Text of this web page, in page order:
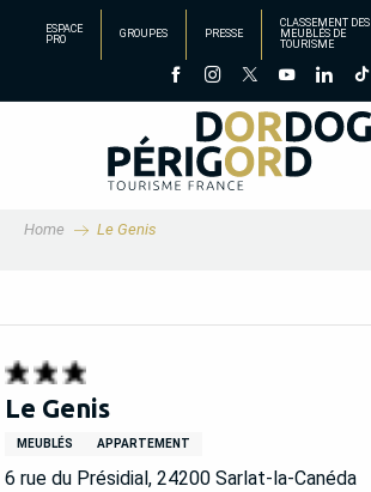
principal
ESPACE
PRO
GROUPES PRESSE
CLASSEMENT DES
MEUBLÉS DE
TOURISME
Home Le Genis
Le Genis
MEUBLÉS APPARTEMENT
6 rue du Présidial, 24200 Sarlat-la-Canéda